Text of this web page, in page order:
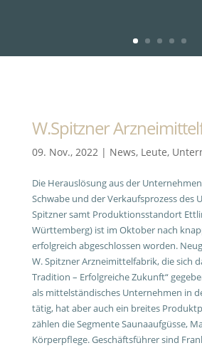
W.Spitzner
09. Nov., 2022| News, Leute,
Die Herauslösung aus der
Schwabe und der Verkaufsprozess des
Spitzner samt Produktionsstandort
Württemberg) ist im Oktober nach
erfolgreich abgeschlossen worden.
W. Spitzner Arzneimittelfabrik, die sich
Tradition – Erfolgreiche Zukunft“
als mittelständisches Unternehmen in
tätig, hat aber auch ein breites
zählen die Segmente Saunaaufgüsse,
Körperpflege. Geschäftsführer sind